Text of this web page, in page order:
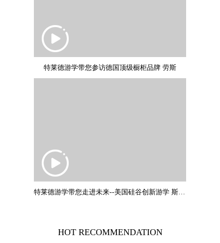
特莱德游学带您参访德国顶级橱柜品牌 劳斯
特莱德游学带您走进未来--美国硅谷创新游学 斯坦福大学：叶教授专题
HOT RECOMMENDATION